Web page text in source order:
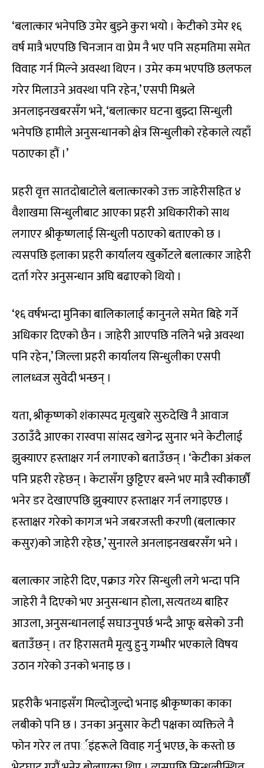
‘बलात्कार भनेपछि उमेर बुझ्ने कुरा भयो । केटीको उमेर १६
वर्ष मात्रै भएपछि चिनजान वा प्रेम नै भए पनि सहमतिमा समेत
विवाह गर्न मिल्ने अवस्था थिएन । उमेर कम भएपछि छलफल
गरेर मिलाउने अवस्था पनि रहेन,’ एसपी मिश्रले
अनलाइनखबरसँग भने, ‘बलात्कार घटना बुझ्दा सिन्धुली
भनेपछि हामीले अनुसन्धानको क्षेत्र सिन्धुलीको रहेकाले त्यहाँ
पठाएका हौं ।’
प्रहरी वृत्त सातदोबाटोले बलात्कारको उक्त जाहेरीसहित ४
वैशाखमा सिन्धुलीबाट आएका प्रहरी अधिकारीको साथ
लगाएर श्रीकृष्णलाई सिन्धुली पठाएको बताएको छ ।
त्यसपछि इलाका प्रहरी कार्यालय खुर्कोटले बलात्कार जाहेरी
दर्ता गरेर अनुसन्धान अघि बढाएको थियो ।
‘१६ वर्षभन्दा मुनिका बालिकालाई कानुनले समेत बिहे गर्ने
अधिकार दिएको छैन । जाहेरी आएपछि नलिने भन्ने अवस्था
पनि रहेन,’ जिल्ला प्रहरी कार्यालय सिन्धुलीका एसपी
लालध्वज सुवेदी भन्छन् ।
यता, श्रीकृष्णको शंकास्पद मृत्युबारे सुरुदेखि नै आवाज
उठाउँदै आएका रास्वपा सांसद खगेन्द्र सुनार भने केटीलाई
झुक्याएर हस्ताक्षर गर्न लगाएको बताउँछन् । ‘केटीका अंकल
पनि प्रहरी रहेछन् । केटासँग छुट्टिएर बस्ने भए मात्रै स्वीकार्छौं
भनेर डर देखाएपछि झुक्याएर हस्ताक्षर गर्न लगाइएछ ।
हस्ताक्षर गरेको कागज भने जबरजस्ती करणी (बलात्कार
कसुर)को जाहेरी रहेछ,’ सुनारले अनलाइनखबरसँग भने ।
बलात्कार जाहेरी दिए, पक्राउ गरेर सिन्धुली लगे भन्दा पनि
जाहेरी नै दिएको भए अनुसन्धान होला, सत्यतथ्य बाहिर
आउला, अनुसन्धानलाई सघाउनुपर्छ भन्दै आफू बसेको उनी
बताउँछन् । तर हिरासतमै मृत्यु हुनु गम्भीर भएकाले विषय
उठान गरेको उनको भनाइ छ ।
प्रहरीकै भनाइसँग मिल्दोजुल्दो भनाइ श्रीकृष्णका काका
लबीको पनि छ । उनका अनुसार केटी पक्षका व्यक्तिले नै
फोन गरेर ल तपार्इंहरूले विवाह गर्नु भएछ, के कस्तो छ